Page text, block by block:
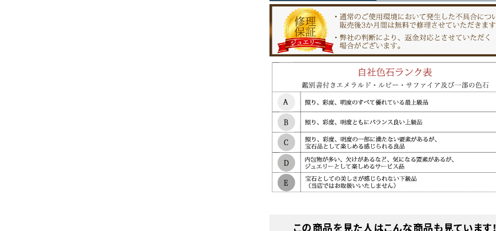
この商品を見た人はこんな商品も見ています！